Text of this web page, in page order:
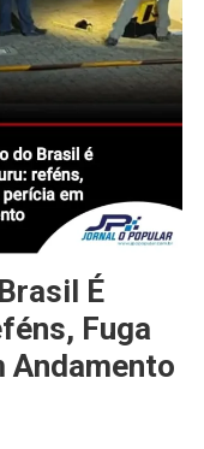
É
Fuga
Andamento